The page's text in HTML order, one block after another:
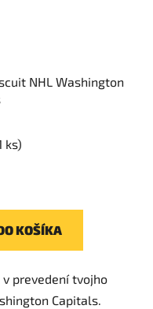
NHL Washington
ks)
KOŠÍKA
v prevedení tvojho
Capitals.